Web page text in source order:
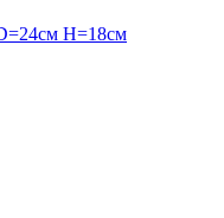
H=18см